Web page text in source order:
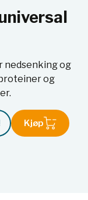
nedsenking og
og
Kjøp